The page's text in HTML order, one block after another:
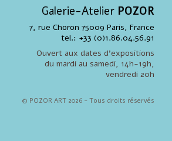
Galerie-Atelier POZOR
7, rue Choron 75009 Paris, France
tel.: +33 (0)1.86.04.56.91
Ouvert aux dates d'expositions
du mardi au samedi, 14h-19h,
vendredi 20h
© POZOR ART 2026 - Tous droits réservés